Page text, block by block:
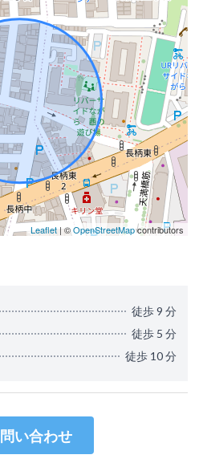
Leaflet| ©OpenStreetMapcontributors
徒歩 9 分
徒歩 5 分
徒歩 10 分
問い合わせ